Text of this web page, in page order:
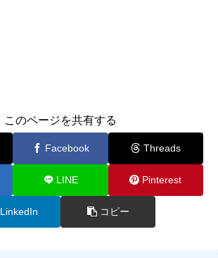
このページを共有する
Facebook Threads
LINE Pinterest
LinkedIn コピー